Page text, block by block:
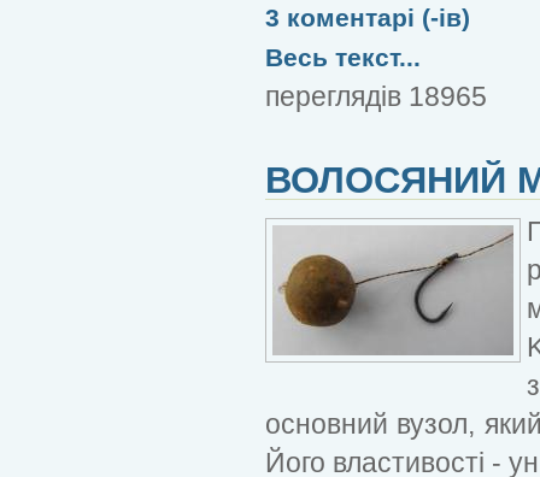
3 коментарі (-ів)
Весь текст...
переглядів 18965
ВОЛОСЯНИЙ
основний вузол,
Його властивості -